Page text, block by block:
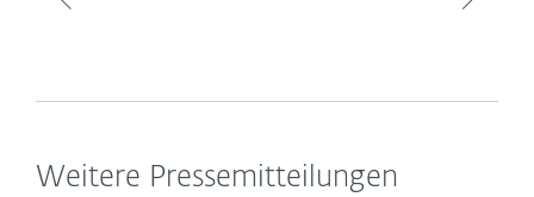
Weitere Pressemitteilungen